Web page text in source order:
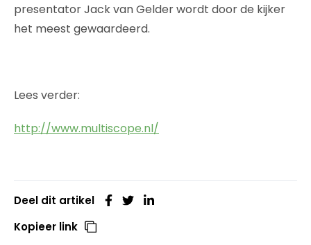
presentator Jack van Gelder wordt door de kijker
het meest gewaardeerd.
Lees verder:
http://www.multiscope.nl/
Deel dit artikel
Kopieer link